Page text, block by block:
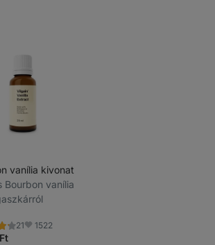
vanília kivonat
Bourbon vanília
21 Kedvencek
1522